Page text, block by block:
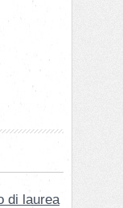
di laurea